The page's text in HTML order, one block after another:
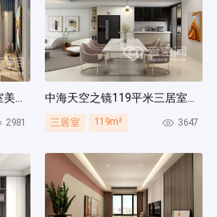
中海枫涟山庄119㎡三居室美式风装修案例
2981
中海天空之镜119平米三居室北欧风装修案例
三居室 119m² 3647